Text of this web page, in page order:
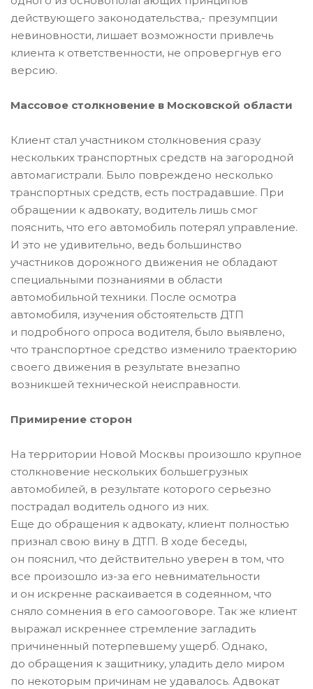
действующего законодательства,- презумпции
невиновности, лишает возможности привлечь
клиента к ответственности, не опровергнув его
версию.
Массовое столкновение в Московской области
Клиент стал участником столкновения сразу
нескольких транспортных средств на загородной
автомагистрали. Было повреждено несколько
транспортных средств, есть пострадавшие. При
обращении к адвокату, водитель лишь смог
пояснить, что его автомобиль потерял управление.
И это не удивительно, ведь большинство
участников дорожного движения не обладают
специальными познаниями в области
автомобильной техники. После осмотра
автомобиля, изучения обстоятельств ДТП
и подробного опроса водителя, было выявлено,
что транспортное средство изменило траекторию
своего движения в результате внезапно
возникшей технической неисправности.
Примирение сторон
На территории Новой Москвы произошло крупное
столкновение нескольких большегрузных
автомобилей, в результате которого серьезно
пострадал водитель одного из них.
Еще до обращения к адвокату, клиент полностью
признал свою вину в ДТП. В ходе беседы,
он пояснил, что действительно уверен в том, что
все произошло из-за его невнимательности
и он искренне раскаивается в содеянном, что
сняло сомнения в его самооговоре. Так же клиент
выражал искреннее стремление загладить
причиненный потерпевшему ущерб. Однако,
до обращения к защитнику, уладить дело миром
по некоторым причинам не удавалось. Адвокат